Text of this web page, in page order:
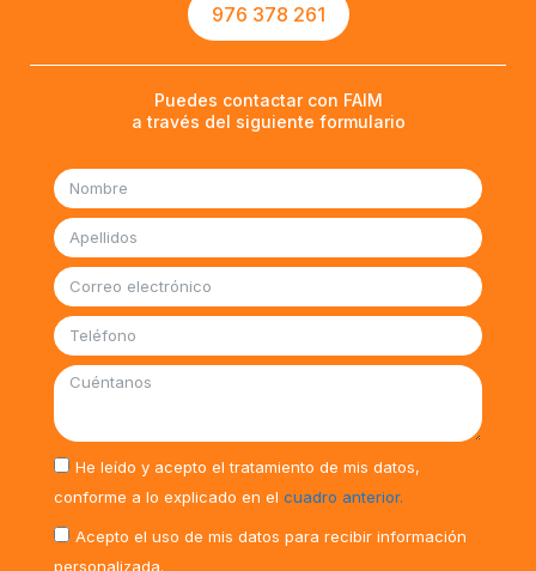
976 378 261
Puedes contactar con FAIM
a través del siguiente formulario
He leído y acepto el tratamiento de mis datos,
conforme a lo explicado en el cuadro anterior.
Acepto el uso de mis datos para recibir información
personalizada.